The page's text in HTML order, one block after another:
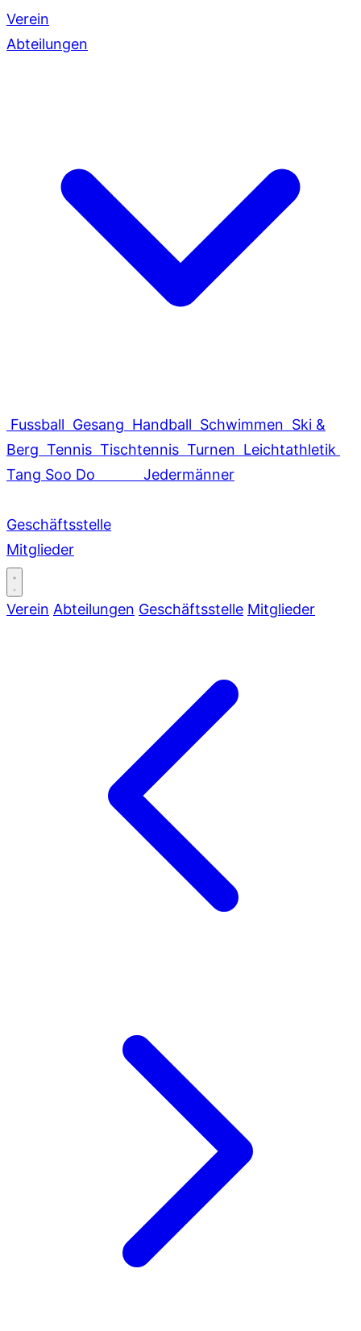
Verein
Abteilungen
Fussball Gesang Handball Schwimmen Ski &
Berg Tennis Tischtennis Turnen Leichtathletik
Tang Soo Do
Jedermänner
Geschäftsstelle
Mitglieder
Verein Abteilungen Geschäftsstelle Mitglieder